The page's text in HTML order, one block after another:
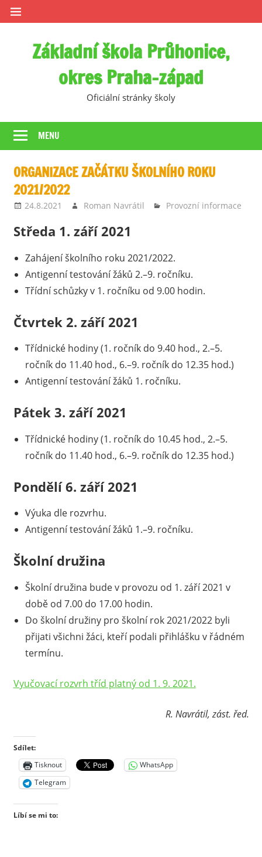
Skip
to
Základní škola Průhonice,
okres Praha-západ
Oficiální stránky školy
MENU
ORGANIZACE ZAČÁTKU ŠKOLNÍHO ROKU
2021/2022
24.8.2021 Roman Navrátil Provozní informace
Středa 1. září 2021
Zahájení školního roku 2021/2022.
Antigenní testování žáků 2.–9. ročníku.
Třídní schůzky v 1. ročníku od 9.00 hodin.
Čtvrtek 2. září 2021
Třídnické hodiny (1. ročník do 9.40 hod., 2.–5.
ročník do 11.40 hod., 6.–9. ročník do 12.35 hod.)
Antigenní testování žáků 1. ročníku.
Pátek 3. září 2021
Třídnické hodiny (1. ročník do 10.45 hod., 2.–5.
ročník do 11.40 hod., 6.–9. ročník do 12.35 hod.)
Pondělí 6. září 2021
Výuka dle rozvrhu.
Antigenní testování žáků 1.–9. ročníku.
Školní družina
Školní družina bude v provozu od 1. září 2021 v
době od 7.00 do 17.00 hodin.
Do školní družiny pro školní rok 2021/2022 byli
přijati všichni žáci, kteří podali přihlášku v řádném
termínu.
Vyučovací rozvrh tříd platný od 1. 9. 2021.
R. Navrátil, zást. řed.
Sdílet:
Tisknout
WhatsApp
Telegram
Líbí se mi to: